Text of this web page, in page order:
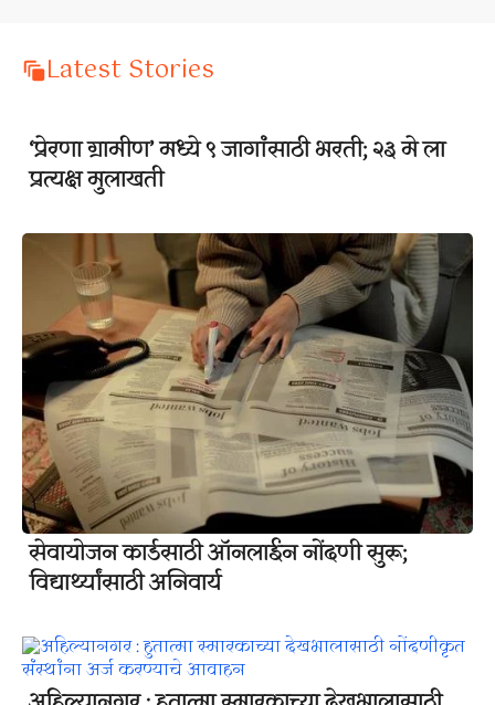
Latest Stories
‘प्रेरणा ग्रामीण’ मध्ये ९ जागांसाठी भरती; २३ मे ला
प्रत्यक्ष मुलाखती
सेवायोजन कार्डसाठी ऑनलाईन नोंदणी सुरू;
विद्यार्थ्यांसाठी अनिवार्य